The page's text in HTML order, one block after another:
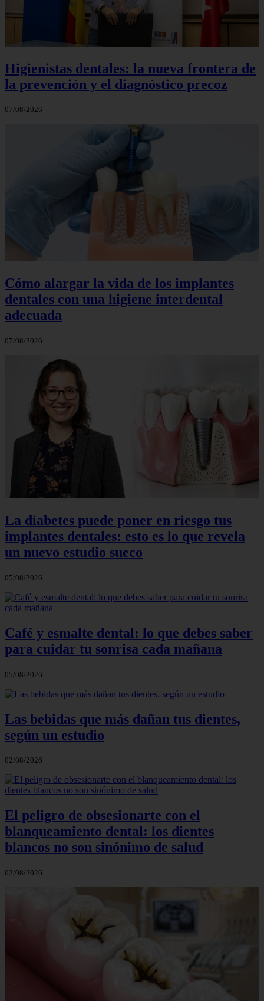
Higienistas dentales: la nueva frontera de
la prevención y el diagnóstico precoz
07/08/2026
Cómo alargar la vida de los implantes
dentales con una higiene interdental
adecuada
07/08/2026
La diabetes puede poner en riesgo tus
implantes dentales: esto es lo que revela
un nuevo estudio sueco
05/08/2026
Café y esmalte dental: lo que debes saber
para cuidar tu sonrisa cada mañana
05/08/2026
Las bebidas que más dañan tus dientes,
según un estudio
02/08/2026
El peligro de obsesionarte con el
blanqueamiento dental: los dientes
blancos no son sinónimo de salud
02/08/2026